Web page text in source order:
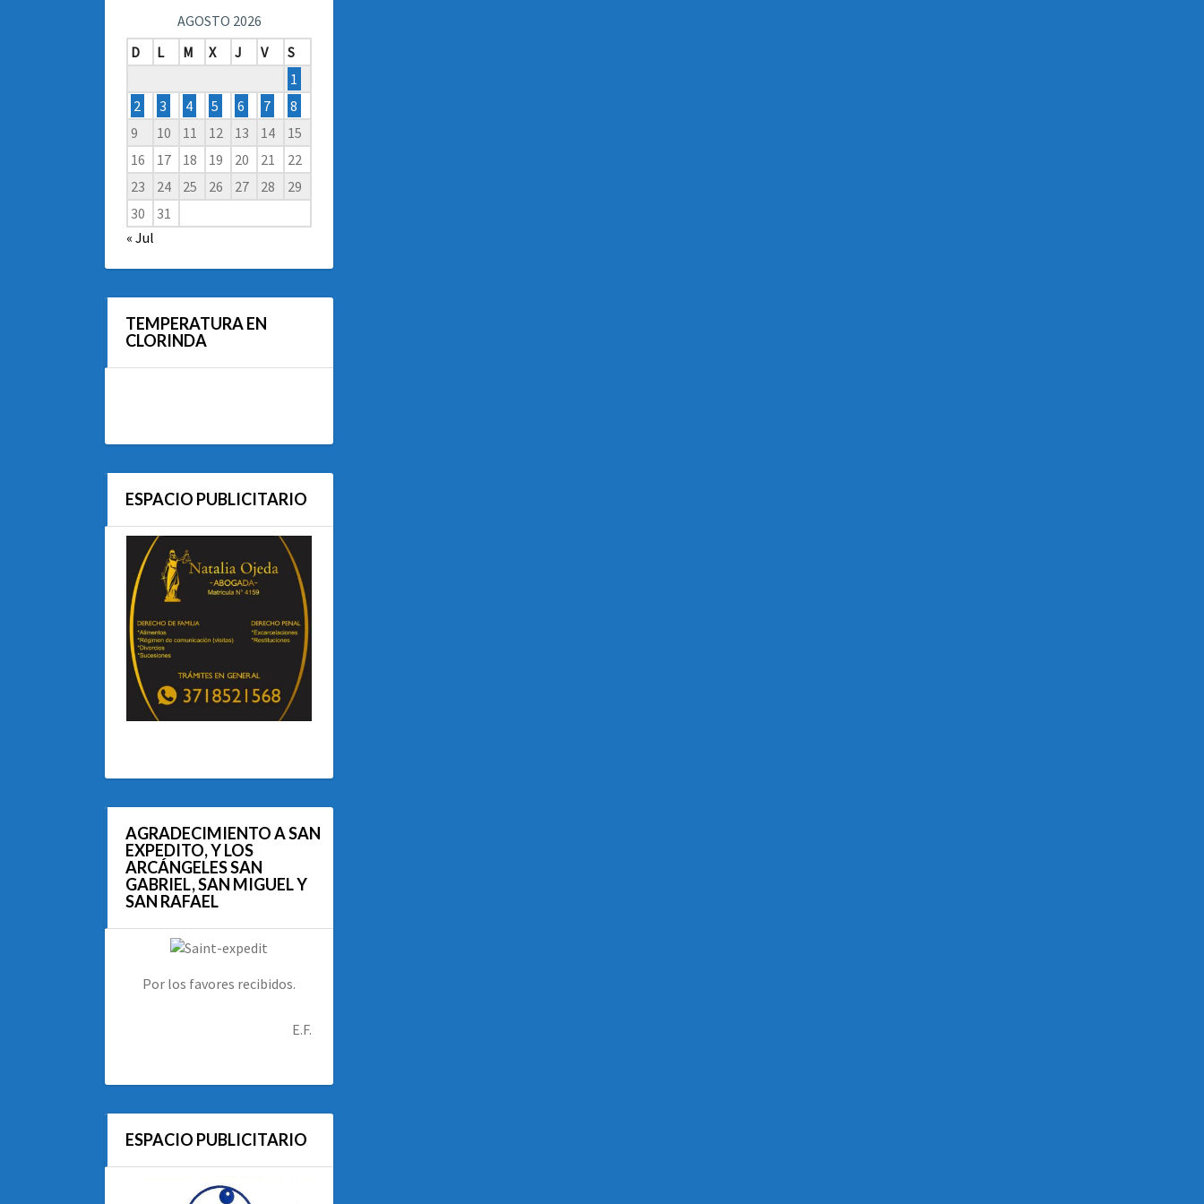
AGOSTO 2026
D
L M X J V
S
1
2
3 4 5 6 7
8
9
10 11 12 13 14
15
16
17 18 19 20 21
22
23
24 25 26 27 28
29
30
31
« Jul
TEMPERATURA EN
CLORINDA
ESPACIO PUBLICITARIO
AGRADECIMIENTO A SAN
EXPEDITO, Y LOS
ARCÁNGELES SAN
GABRIEL, SAN MIGUEL Y
SAN RAFAEL
Por los favores recibidos.
E.F.
ESPACIO PUBLICITARIO